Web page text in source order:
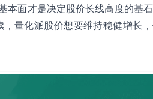
面才是决定股价长线高度的基
量化派股价想要维持稳健增长